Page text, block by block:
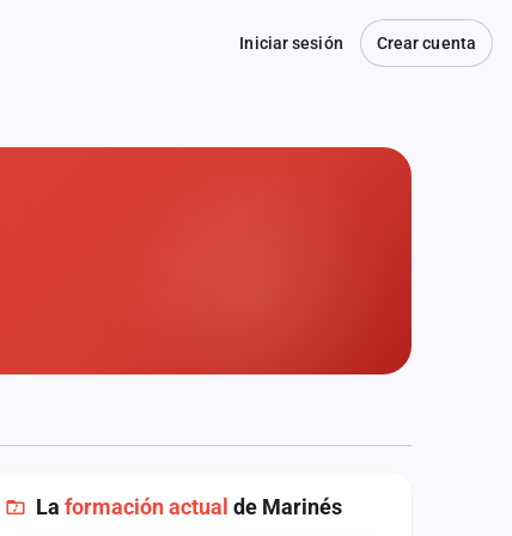
Iniciar sesión Crear cuenta
La formación actual de Marinés